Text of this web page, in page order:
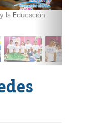
la Educación